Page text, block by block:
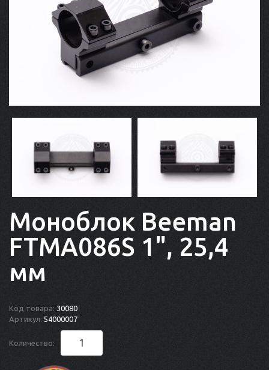
Моноблок Beeman
FTMA086S 1", 25,4
мм
Код товара: 30080
Артикул: 54000007
Количество: